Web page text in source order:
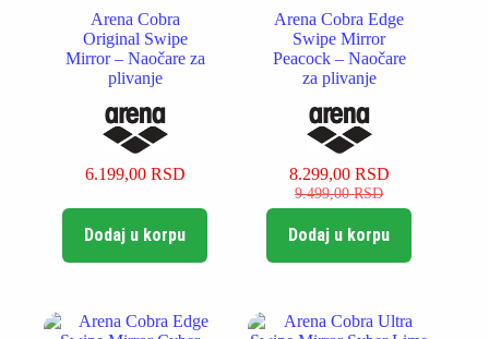
Arena Cobra
Original Swipe
Mirror – Naočare za
plivanje
6.199,00 RSD
Dodaj u korpu
Arena Cobra Edge
Swipe Mirror
Peacock – Naočare
za plivanje
9.499,00RSD
Originalna
cena
je
8.299,00 RSD
Trenutna
cena
je:
8.299,00 RSD.
Dodaj u korpu